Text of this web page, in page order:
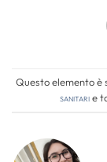
Questo elemento è
Sanitarie